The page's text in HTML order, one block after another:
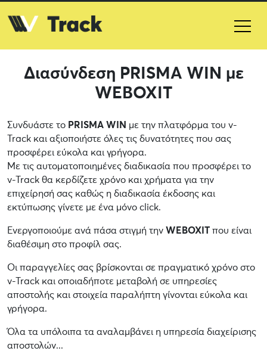
Διασύνδεση PRISMA WIN με
WEBOXIT
Συνδυάστε το PRISMA WIN με την πλατφόρμα του v-
Track και αξιοποιήστε όλες τις δυνατότητες που σας
προσφέρει εύκολα και γρήγορα.
Με τις αυτοματοποιημένες διαδικασία που προσφέρει το
v-Track θα κερδίζετε χρόνο και χρήματα για την
επιχείρησή σας καθώς η διαδικασία έκδοσης και
εκτύπωσης γίνετε με ένα μόνο click.
Ενεργοποιούμε ανά πάσα στιγμή την WEBOXIT που είναι
διαθέσιμη στο προφίλ σας.
Οι παραγγελίες σας βρίσκονται σε πραγματικό χρόνο στο
v-Track και οποιαδήποτε μεταβολή σε υπηρεσίες
αποστολής και στοιχεία παραλήπτη γίνονται εύκολα και
γρήγορα.
Όλα τα υπόλοιπα τα αναλαμβάνει η υπηρεσία διαχείρισης
αποστολών...